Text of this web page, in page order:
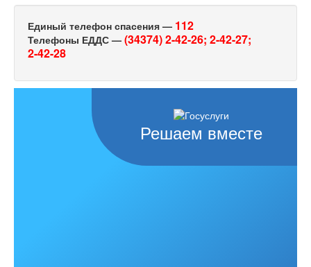
Единый телефон спасения — 112
Телефоны ЕДДС — (34374) 2-42-26; 2-42-27;
2-42-28
Решаем вместе